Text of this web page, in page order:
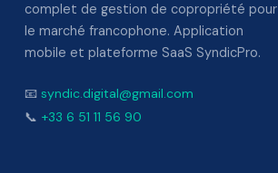
complet de gestion de copropriété pour
le marché francophone. Application
mobile et plateforme SaaS SyndicPro.
📧 syndic.digital@gmail.com
📞 +33 6 51 11 56 90